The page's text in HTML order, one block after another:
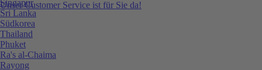
Unser Customer Service ist für Sie da!
Singapur
Sri Lanka
Südkorea
Thailand
Phuket
Ra's al-Chaima
Rayong